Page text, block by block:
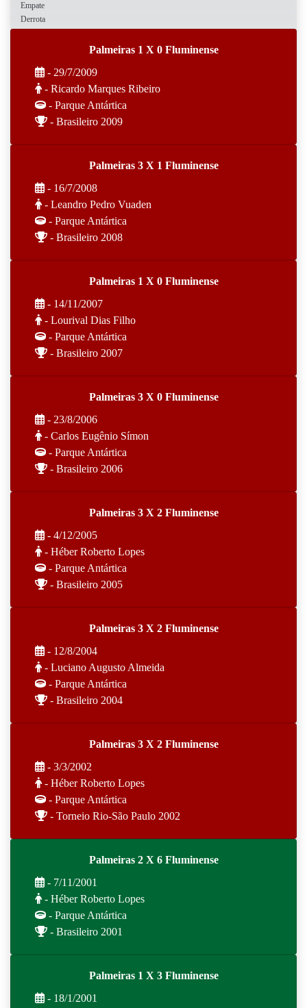
Empate
Derrota
Palmeiras 1 X 0 Fluminense
- 29/7/2009
- Ricardo Marques Ribeiro
- Parque Antártica
- Brasileiro 2009
Palmeiras 3 X 1 Fluminense
- 16/7/2008
- Leandro Pedro Vuaden
- Parque Antártica
- Brasileiro 2008
Palmeiras 1 X 0 Fluminense
- 14/11/2007
- Lourival Dias Filho
- Parque Antártica
- Brasileiro 2007
Palmeiras 3 X 0 Fluminense
- 23/8/2006
- Carlos Eugênio Símon
- Parque Antártica
- Brasileiro 2006
Palmeiras 3 X 2 Fluminense
- 4/12/2005
- Héber Roberto Lopes
- Parque Antártica
- Brasileiro 2005
Palmeiras 3 X 2 Fluminense
- 12/8/2004
- Luciano Augusto Almeida
- Parque Antártica
- Brasileiro 2004
Palmeiras 3 X 2 Fluminense
- 3/3/2002
- Héber Roberto Lopes
- Parque Antártica
- Torneio Rio-São Paulo 2002
Palmeiras 2 X 6 Fluminense
- 7/11/2001
- Héber Roberto Lopes
- Parque Antártica
- Brasileiro 2001
Palmeiras 1 X 3 Fluminense
- 18/1/2001